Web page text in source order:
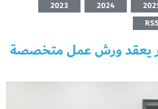
2024
2023
يعقد ورش عمل متخصصة